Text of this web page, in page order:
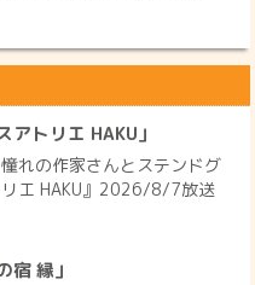
アトリエ HAKU」
れの作家さんとステンドグ
エ HAKU』2026/8/7放送
宿 縁」